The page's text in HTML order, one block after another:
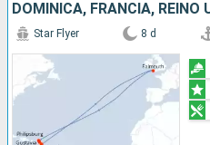
Star Flyer 8 d